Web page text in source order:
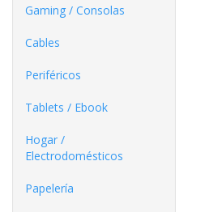
Gaming / Consolas
Cables
Periféricos
Tablets / Ebook
Hogar /
Electrodomésticos
Papelería